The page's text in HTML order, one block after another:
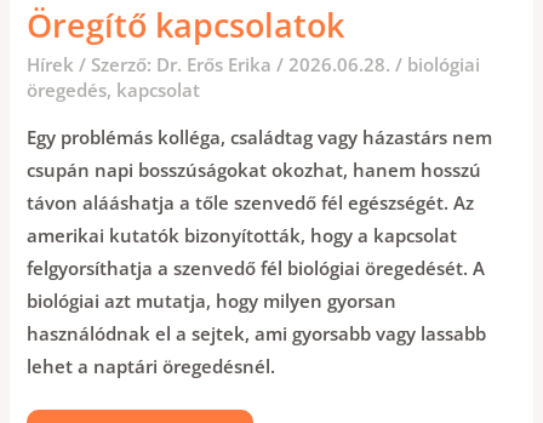
Öregítő kapcsolatok
Hírek / Szerző: Dr. Erős Erika/2026.06.28./ biológiai
öregedés, kapcsolat
Egy problémás kolléga, családtag vagy házastárs nem
csupán napi bosszúságokat okozhat, hanem hosszú
távon alááshatja a tőle szenvedő fél egészségét. Az
amerikai kutatók bizonyították, hogy a kapcsolat
felgyorsíthatja a szenvedő fél biológiai öregedését. A
biológiai azt mutatja, hogy milyen gyorsan
használódnak el a sejtek, ami gyorsabb vagy lassabb
lehet a naptári öregedésnél.